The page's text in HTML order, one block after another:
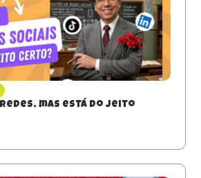
redes, mas está do jeito